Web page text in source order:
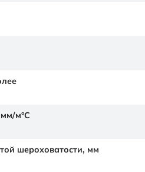
мм/м°С
шероховатости, мм